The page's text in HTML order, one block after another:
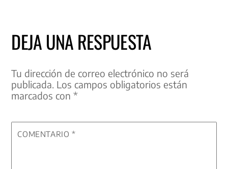
DEJA UNA RESPUESTA
Tu dirección de correo electrónico no será
publicada. Los campos obligatorios están
marcados con*
COMENTARIO*